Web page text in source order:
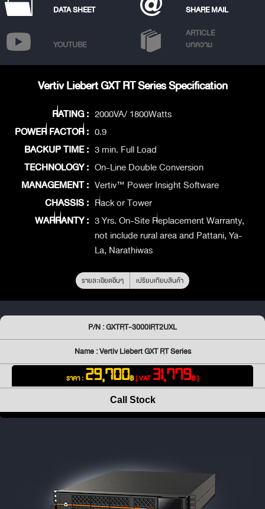
DATA SHEET SHARE MAIL
YOUTUBE
ARTICLE
บทความ
Vertiv Liebert GXT RT Series Specification
RATING : 2000VA/ 1800Watts
POWER FACTOR : 0.9
BACKUP TIME : 3 min. Full Load
TECHNOLOGY : On-Line Double Conversion
MANAGEMENT : Vertiv™ Power Insight Software
CHASSIS : Rack or Tower
WARRANTY : 3 Yrs. On-Site Replacement Warranty,
not include rural area and Pattani, Ya-
La, Narathiwas
รายละเอียดอื่นๆ เปรียบเทียบสินค้า
P/N : GXTRT-3000IRT2UXL
Name : Vertiv Liebert GXT RT Series
ราคา : 29,700฿[ VAT31,779฿ ]
Call Stock